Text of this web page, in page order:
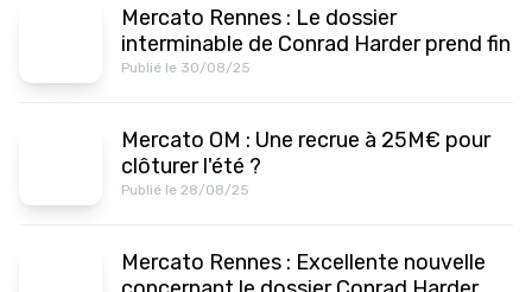
Mercato Rennes : Le dossier
interminable de Conrad Harder prend fin
Publié le 30/08/25
Mercato OM : Une recrue à 25M€ pour
clôturer l'été ?
Publié le 28/08/25
Mercato Rennes : Excellente nouvelle